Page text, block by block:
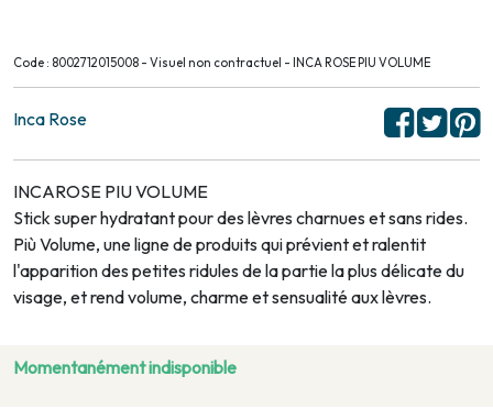
Code : 8002712015008 - Visuel non contractuel - INCA ROSE PIU VOLUME
Inca Rose
INCAROSE PIU VOLUME
Stick super hydratant pour des lèvres charnues et sans rides.
Più Volume, une ligne de produits qui prévient et ralentit
l'apparition des petites ridules de la partie la plus délicate du
visage, et rend volume, charme et sensualité aux lèvres.
Momentanément indisponible